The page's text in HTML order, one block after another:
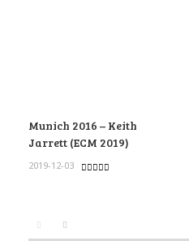
Munich 2016 – Keith
Jarrett (ECM 2019)
2019-12-03